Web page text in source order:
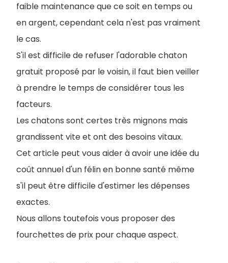
faible maintenance que ce soit en temps ou
en argent, cependant cela n'est pas vraiment
le cas.
S'il est difficile de refuser l'adorable chaton
gratuit proposé par le voisin, il faut bien veiller
à prendre le temps de considérer tous les
facteurs.
Les chatons sont certes très mignons mais
grandissent vite et ont des besoins vitaux.
Cet article peut vous aider à avoir une idée du
coût annuel d'un félin en bonne santé même
s'il peut être difficile d'estimer les dépenses
exactes.
Nous allons toutefois vous proposer des
fourchettes de prix pour chaque aspect.